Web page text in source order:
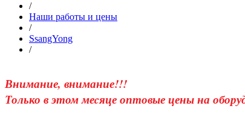
/
Наши работы и цены
/
SsangYong
/
Внимание, внимание!!!
Только в этом меcяце оптовые цены на